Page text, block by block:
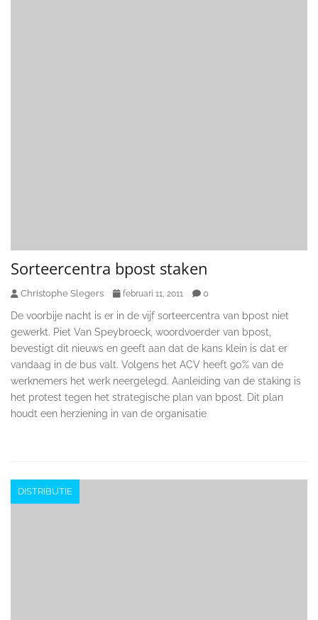
Sorteercentra bpost staken
Christophe Slegers februari 11, 2011 0
De voorbije nacht is er in de vijf sorteercentra van bpost niet
gewerkt. Piet Van Speybroeck, woordvoerder van bpost,
bevestigt dit nieuws en geeft aan dat de kans klein is dat er
vandaag in de bus valt. Volgens het ACV heeft 90% van de
werknemers het werk neergelegd. Aanleiding van de staking is
het protest tegen het strategische plan van bpost. Dit plan
houdt een herziening in van de organisatie
DISTRIBUTIE